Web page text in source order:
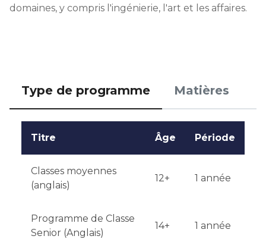
éducative précédente sera prise en compte.
domaines, y compris l'ingénierie, l'art et les affaires.
Type de programme Matières
Titre Âge Période
Classes moyennes
(anglais)
12+ 1 année
Programme de Classe
Senior (Anglais)
14+ 1 année